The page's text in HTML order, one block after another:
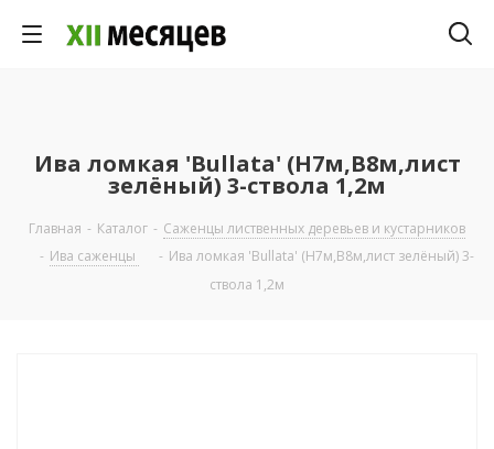
Ива ломкая 'Bullata' (Н7м,В8м,лист
зелёный) 3-ствола 1,2м
Главная - Каталог - Саженцы лиственных деревьев и кустарников
- Ива саженцы - Ива ломкая 'Bullata' (Н7м,В8м,лист зелёный) 3-
ствола 1,2м